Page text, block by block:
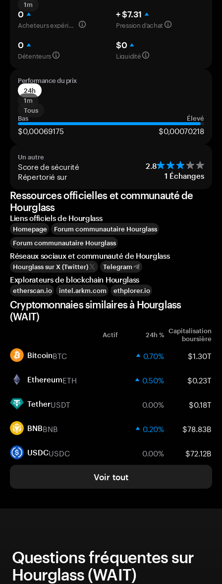
1m
0
Acheteurs expérimentés
+ $7.31
Pression d’achat
0
Détenteurs
$0
Liquidité
Performance du prix
24h
1m
Tous
Bas
Élevé
$0,00069175 $0,00070218
Un autre
Score de sécurité 2.8
Répertorié sur 1 Échanges
Ressources officielles et communauté de
Hourglass
Liens officiels de Hourglass
Homepage
Forum communautaire Hourglass
Forum communautaire Hourglass
Réseaux sociaux et communauté de Hourglass
Hourglass sur X (Twitter) Telegram
Explorateurs de blockchain Hourglass
etherscan.io intel.arkm.com ethplorer.io
Cryptomonnaies similaires à Hourglass
(WAIT)
Actif 24h % Capitalisation
boursière
BitcoinBTC 0.70% $1.30T
EthereumETH 0.50% $0.23T
TetherUSDT 0.00% $0.18T
BNBBNB 0.20% $78.83B
USDCUSDC 0.00% $72.12B
Voir tout
Questions fréquentes sur
Hourglass (WAIT)